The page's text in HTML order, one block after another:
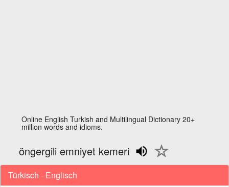
Online English Turkish and Multilingual Dictionary 20+
million words and idioms.
öngergili emniyet kemeri
Türkisch - Englisch